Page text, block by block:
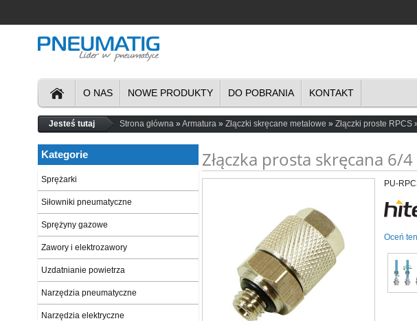
O NAS NOWE PRODUKTY DO POBRANIA KONTAKT
Jesteś tutaj Strona główna Armatura Złączki skręcane metalowe Złączki proste RPCS
Złączka prosta skręcana 6/
PU-
Oceń
Kategorie
Sprężarki
Siłowniki pneumatyczne
Sprężyny gazowe
Zawory i elektrozawory
Uzdatnianie powietrza
Narzędzia pneumatyczne
Narzędzia elektryczne